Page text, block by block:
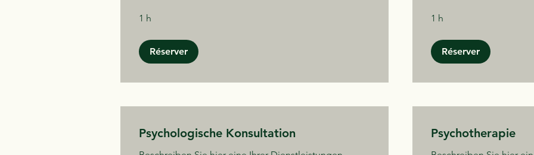
1 h
Réserver
1 h
Réserver
Psychologische Konsultation Psychotherapie